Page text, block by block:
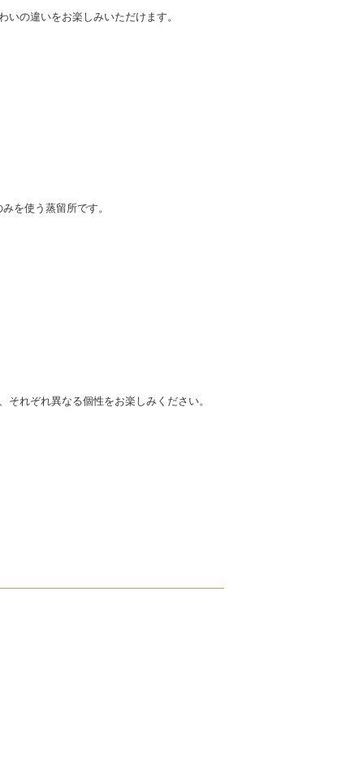
の違いをお楽しみいただけます。
を使う蒸留所です。
れぞれ異なる個性をお楽しみください。